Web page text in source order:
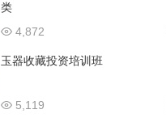
类
4,872
玉器收藏投资培训班
5,119